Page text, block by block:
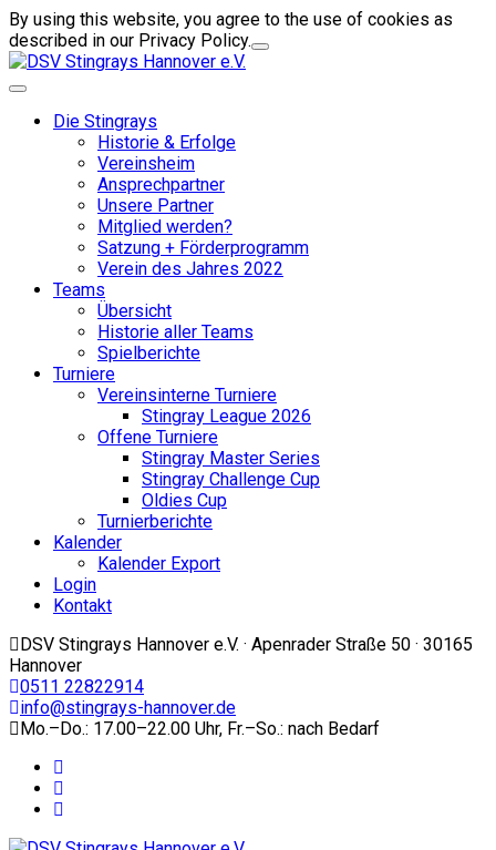
By using this website, you agree to the use of cookies as
described in our Privacy Policy.
Die Stingrays
Historie & Erfolge
Vereinsheim
Ansprechpartner
Unsere Partner
Mitglied werden?
Satzung + Förderprogramm
Verein des Jahres 2022
Teams
Übersicht
Historie aller Teams
Spielberichte
Turniere
Vereinsinterne Turniere
Stingray League 2026
Offene Turniere
Stingray Master Series
Stingray Challenge Cup
Oldies Cup
Turnierberichte
Kalender
Kalender Export
Login
Kontakt
DSV Stingrays Hannover e.V. · Apenrader Straße 50 · 30165
Hannover
0511 22822914
info@stingrays-hannover.de
Mo.–Do.: 17.00–22.00 Uhr, Fr.–So.: nach Bedarf